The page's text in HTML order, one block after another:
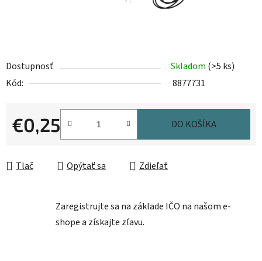
Dostupnosť Skladom (>5 ks)
Kód:
8877731
€0,25
Jednotková cena:
DO KOŠÍKA
Tlač Opýtať sa Zdieľať
Zaregistrujte sa na základe IČO na našom e-
shope a získajte zľavu.